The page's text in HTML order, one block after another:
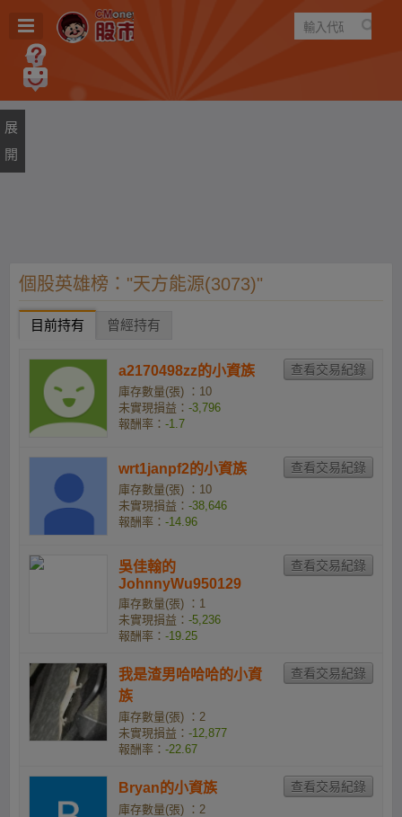
遊戲
個股英雄榜："天方能源(3073)"
目前持有 曾經持有
a2170498zz的小資族
庫存數量(張) ：10
未實現損益： -3,796
報酬率： -1.7
wrt1janpf2的小資族
庫存數量(張) ：10
未實現損益： -38,646
報酬率： -14.96
吳佳翰的
JohnnyWu950129
庫存數量(張) ：1
未實現損益： -5,236
報酬率： -19.25
我是渣男哈哈哈的小資
族
庫存數量(張) ：2
未實現損益： -12,877
報酬率： -22.67
Bryan的小資族
庫存數量(張) ：2